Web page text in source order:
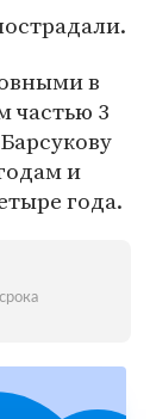
в
частью 3
и
года.